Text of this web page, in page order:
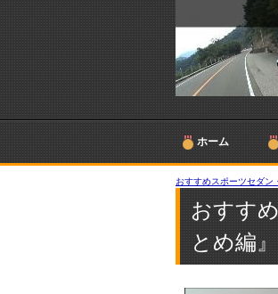
ホーム
おすすめスポーツセダ
おすす
とめ編』